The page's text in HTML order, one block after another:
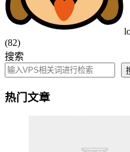
(82)
搜索
热门文章